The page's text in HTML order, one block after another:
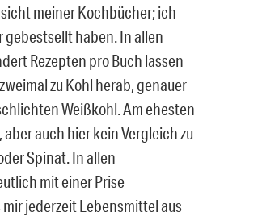
meiner Kochbücher; ich
gebestsellt haben. In allen
Rezepten pro Buch lassen
zu Kohl herab, genauer
Weißkohl. Am ehesten
auch hier kein Vergleich zu
Spinat. In allen
mit einer Prise
jederzeit Lebensmittel aus